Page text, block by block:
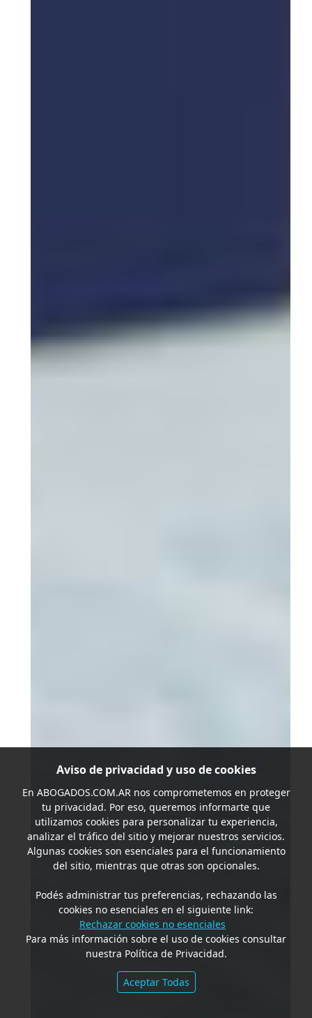
Aviso de privacidad y uso de cookies
En ABOGADOS.COM.ARnos comprometemos en proteger
tu privacidad. Por eso, queremos informarte que
utilizamos cookies para personalizar tu experiencia,
analizar el tráfico del sitio y mejorar nuestros servicios.
Algunas cookies son esenciales para el funcionamiento
del sitio, mientras que otras son opcionales.
Podés administrar tus preferencias, rechazando las
cookies no esenciales en el siguiente link:
Rechazar cookies no esenciales
Para más información sobre el uso de cookies consultar
nuestra Política de Privacidad.
Aceptar Todas